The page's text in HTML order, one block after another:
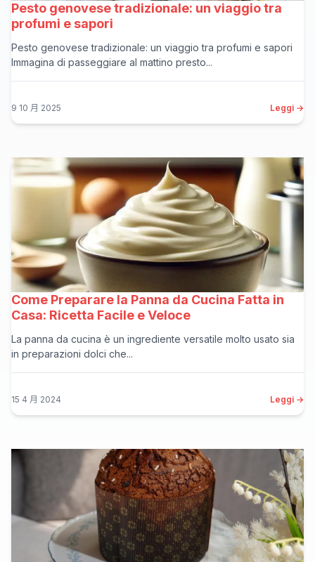
Pesto genovese tradizionale: un viaggio tra
profumi e sapori
Pesto genovese tradizionale: un viaggio tra profumi e sapori
Immagina di passeggiare al mattino presto...
9 10 月 2025 Leggi →
Come Preparare la Panna da Cucina Fatta in
Casa: Ricetta Facile e Veloce
La panna da cucina è un ingrediente versatile molto usato sia
in preparazioni dolci che...
15 4 月 2024 Leggi →